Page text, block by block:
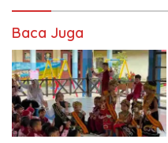
Baca Juga